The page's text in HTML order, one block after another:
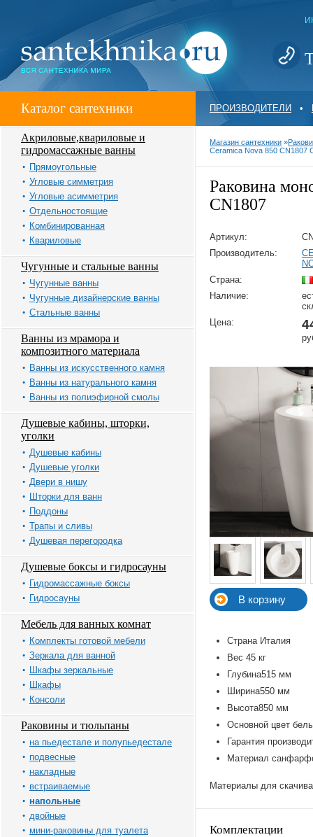
Каталог сантехники ПРОИЗВОДИТЕЛИ •
Акриловые,квариловые и
гидромассажные ванны
Прямоугольные
Угловые симметрия
Угловые асимметрия
Отдельностоящие
Комбинированная
Квариловые
Чугунные и стальные ванны
Чугунные ванны
Чугунные дизайнерские ванны
Стальные ванны
Ванны из мрамора и
композитного материала
Ванны из искусственного камня
Ванны из натурального камня
Ванны из полиэфирной смолы
Душевые кабины, шторки,
уголки
Душевые кабины
Душевые уголки
Двери в нишу
Шторки для ванн
Поддоны
Трапы и сливы
Душевая перегородка
Душевые боксы и гидросауны
Гидромассажные боксы
Гидросауны
Мебель для ванных комнат
Комплекты готовой мебели
Зеркала для ванной
Шкафы зеркальные
Шкафы
Консоли
Раковины и тюльпаны
на пьедестале и полупьедестале
подвесные
накладные
встраиваемые
напольные
двойные
мини-раковины для туалета
Магазин сантехники »
Ceramica Nova 850 CN1807
Раковина
CN1807
Артикул:
Производитель:
Страна:
Наличие:
Цена:
Страна Италия
Вес 45 кг
Глубина515 мм
Ширина550 мм
Высота850 мм
Основной цвет
Гарантия
Материал
Материалы для
Комплектации